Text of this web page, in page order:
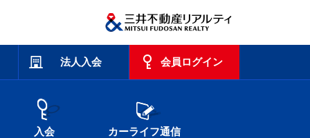
法人入会 会員ログイン
入会 カーライフ通信